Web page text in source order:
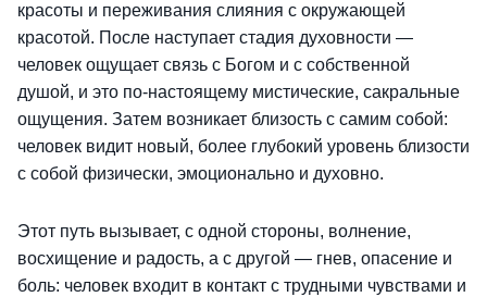
красоты и переживания слияния с окружающей
красотой. После наступает стадия духовности —
человек ощущает связь с Богом и с собственной
душой, и это по-настоящему мистические, сакральные
ощущения. Затем возникает близость с самим собой:
человек видит новый, более глубокий уровень близости
с собой физически, эмоционально и духовно.
Этот путь вызывает, с одной стороны, волнение,
восхищение и радость, а с другой — гнев, опасение и
боль: человек входит в контакт с трудными чувствами и